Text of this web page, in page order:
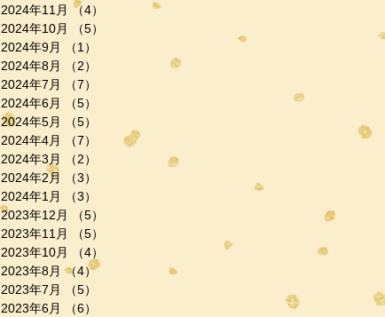
2024年11月 （4）
4件の記事
2024年10月
（5）
2024年9月
（1）
2024年8月
（2）
2024年7月
（7）
2024年6月
（5）
2024年5月
（5）
2024年4月
（7）
7件の記事
2024年3月
（2）
2024年2月
（3）
2024年1月
（3）
2023年12月
（5）
2023年11月
（5）
2023年10月
（4）
2023年8月 （4）4件の記事
2023年7月
（5）
2023年6月
（6）